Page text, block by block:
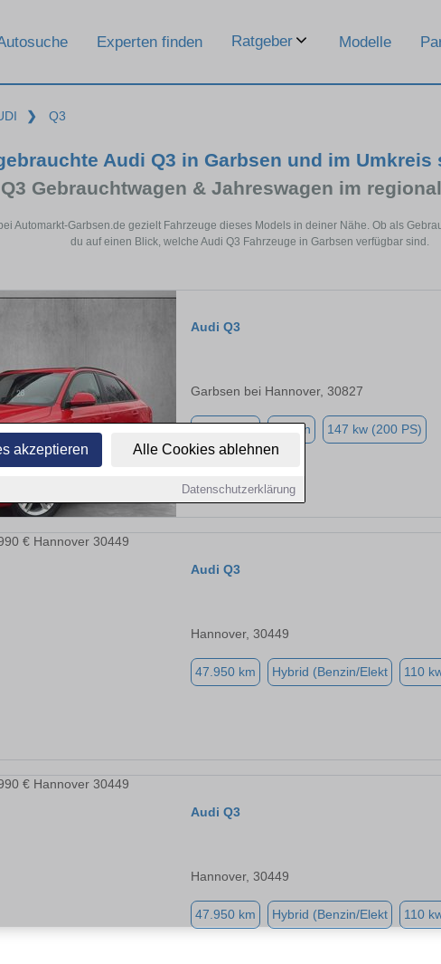
akzeptieren Alle Cookies ablehnen
Datenschutzerklärung
Experten finden Ratgeber Modelle
❯ Q3
Audi Q3 in Garbsen und im Umkreis
Gebrauchtwagen & Jahreswagen im
Automarkt-Garbsen.de gezielt Fahrzeuge dieses Models in deiner Nähe. Ob als
du auf einen Blick, welche Audi Q3 Fahrzeuge in Garbsen verfügbar sind.
Audi Q3
Garbsen bei Hannover, 30827
Benzin 147 kw (200 PS)
Audi Q3
Hannover, 30449
47.950 km Hybrid (Benzin/Elekt 110
Audi Q3
Hannover, 30449
47.950 km Hybrid (Benzin/Elekt 110